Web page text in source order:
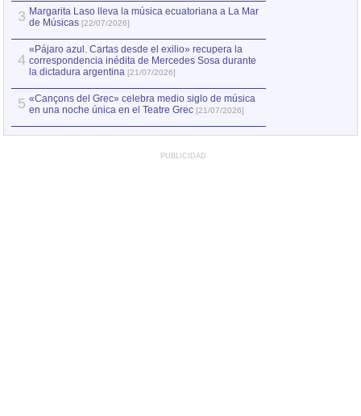
3 Margarita Laso lleva la música ecuatoriana a La Mar
de Músicas [22/07/2026]
4
«Pájaro azul. Cartas desde el exilio» recupera la
correspondencia inédita de Mercedes Sosa durante
la dictadura argentina [21/07/2026]
5 «Cançons del Grec» celebra medio siglo de música
en una noche única en el Teatre Grec [21/07/2026]
PUBLICIDAD